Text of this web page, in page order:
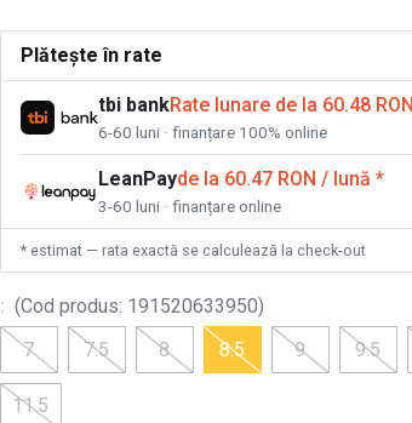
Plătește în rate
tbi bankRate lunare de la 60.48 RON
6-60 luni · finanțare 100% online
LeanPayde la 60.47 RON / lună *
3-60 luni · finanțare online
* estimat — rata exactă se calculează la check-out
: (Cod produs: 191520633950)
7
7.5 8 8.5 9 9.5
11.5